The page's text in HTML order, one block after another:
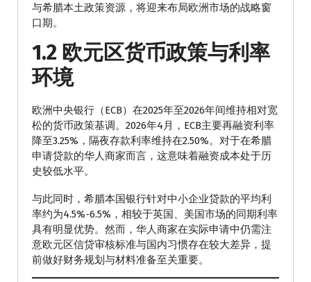
与希腊本土政策资源，将迎来布局欧洲市场的战略窗
口期。
1.2 欧元区货币政策与利率
环境
欧洲中央银行（ECB）在2025年至2026年间维持相对宽
松的货币政策基调。2026年4月，ECB主要再融资利率
降至3.25%，隔夜存款利率维持在2.50%。对于在希腊
申请贷款的华人商家而言，这意味着融资成本处于历
史较低水平。
与此同时，希腊本国银行针对中小企业贷款的平均利
率约为4.5%-6.5%，相较于英国、美国市场的同期利率
具有明显优势。然而，华人商家在实际申请中仍需注
意欧元区信贷审核标准与国内习惯存在较大差异，提
前做好财务规划与材料准备至关重要。